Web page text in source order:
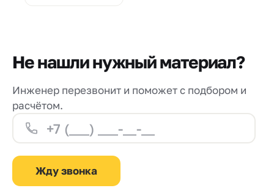
гидравлическом
применением
осушающей
Не нашли нужный материал?
Инженер перезвонит и поможет с подбором и
расчётом.
Жду звонка